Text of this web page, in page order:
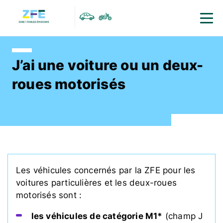
J’ai une voiture ou un deux-
roues motorisés
Les véhicules concernés par la ZFE pour les
voitures particulières et les deux-roues
motorisés sont :
les véhicules de catégorie M1* (champ J